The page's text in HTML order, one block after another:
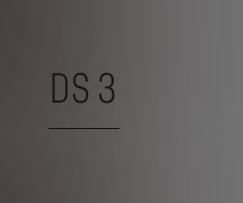
DS 3